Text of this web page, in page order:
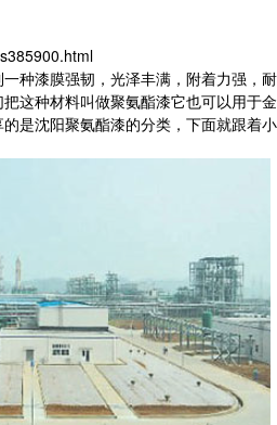
种漆膜强韧，光泽丰满，附着力强，耐
这种材料叫做聚氨酯漆它也可以用于金
是沈阳聚氨酯漆的分类，下面就跟着小